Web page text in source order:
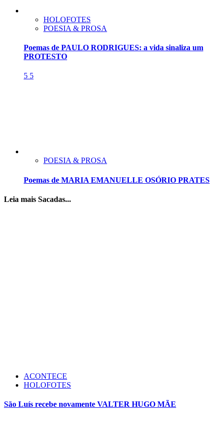
HOLOFOTES
POESIA & PROSA
Poemas de PAULO RODRIGUES: a vida sinaliza um
PROTESTO
5 5
POESIA & PROSA
Poemas de MARIA EMANUELLE OSÓRIO PRATES
Leia mais Sacadas...
ACONTECE
HOLOFOTES
São Luís recebe novamente VALTER HUGO MÃE